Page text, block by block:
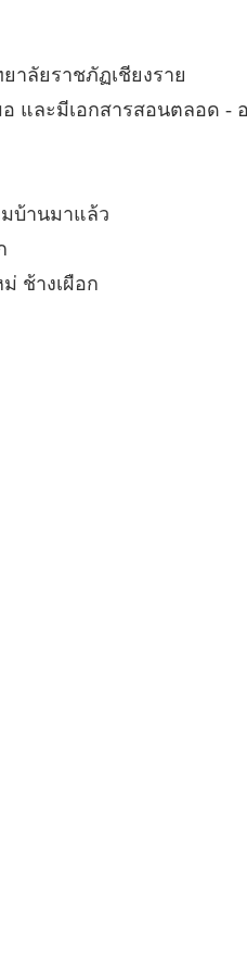
าลัยราชภัฏเชียงราย
และมีเอกสารสอนตลอด -
บ้านมาแล้ว
ช้างเผือก